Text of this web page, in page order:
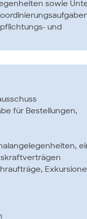
sowie
und
für Bestellungen,